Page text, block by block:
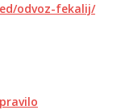
odvoz-fekalij/